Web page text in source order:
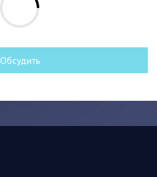
Обсудить